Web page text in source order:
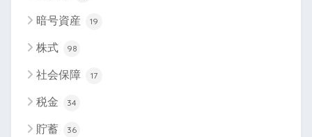
暗号資産 19
株式 98
社会保障 17
税金 34
貯蓄 36